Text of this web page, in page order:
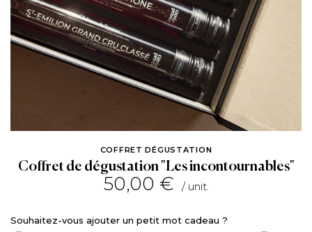
COFFRET DÉGUSTATION
Coffret de dégustation "Les incontournables"
50,00 € / unit.
Souhaitez-vous ajouter un petit mot cadeau ?